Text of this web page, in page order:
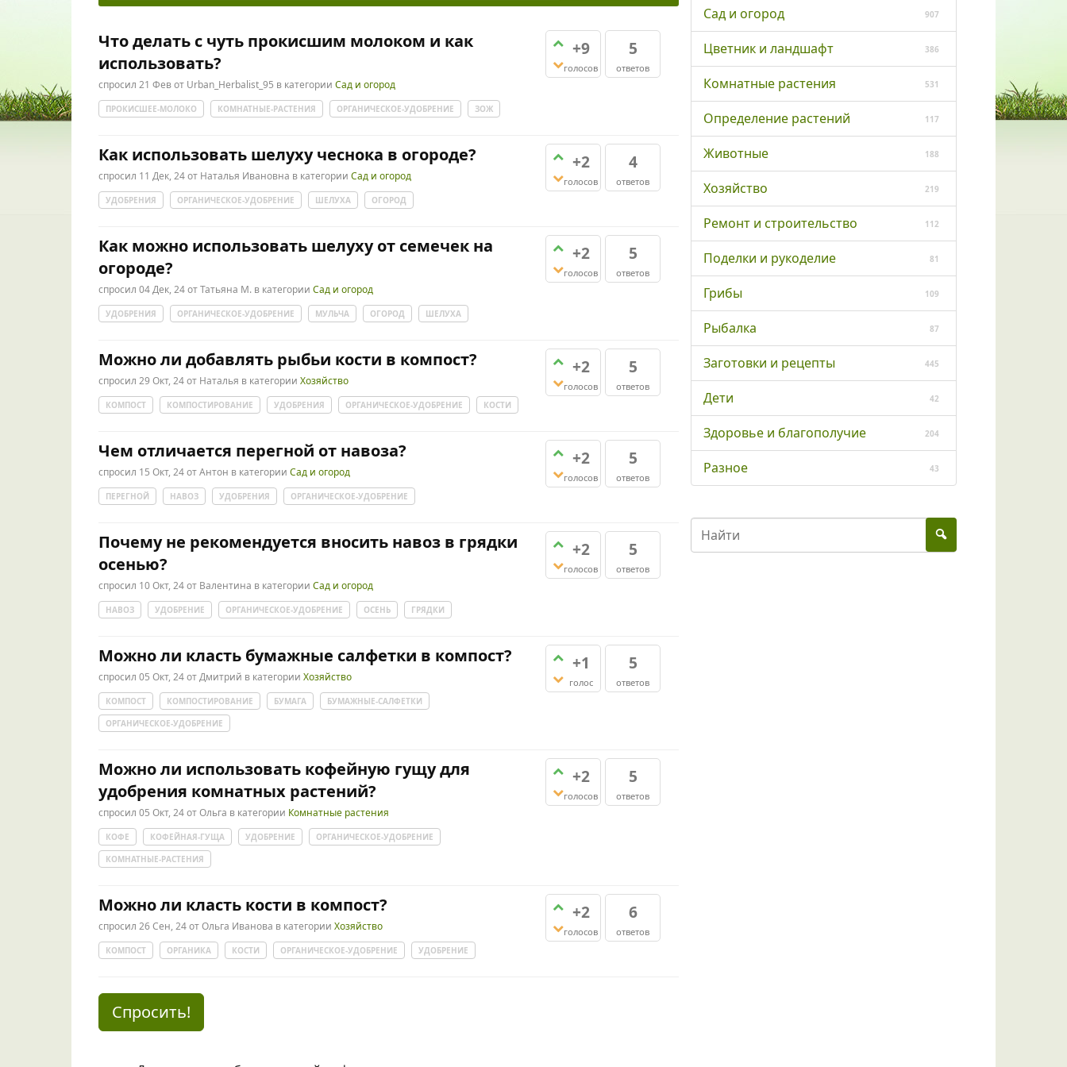
+9
голосов
5
ответов
Что делать с чуть прокисшим молоком и как
использовать?
спросил 21 Февот Urban_Herbalist_95 в категории Сад и огород
ПРОКИСШЕЕ-МОЛОКО КОМНАТНЫЕ-РАСТЕНИЯ ОРГАНИЧЕСКОЕ-УДОБРЕНИЕ ЗОЖ
+2
голосов
4
ответов
Как использовать шелуху чеснока в огороде?
спросил 11 Дек, 24от Наталья Ивановна в категории Сад и огород
УДОБРЕНИЯ ОРГАНИЧЕСКОЕ-УДОБРЕНИЕ ШЕЛУХА ОГОРОД
+2
голосов
5
ответов
Как можно использовать шелуху от семечек на
огороде?
спросил 04 Дек, 24отТатьяна М. в категории Сад и огород
УДОБРЕНИЯ ОРГАНИЧЕСКОЕ-УДОБРЕНИЕ МУЛЬЧА ОГОРОД ШЕЛУХА
+2
голосов
5
ответов
Можно ли добавлять рыбьи кости в компост?
спросил 29 Окт, 24от Наталья в категории Хозяйство
КОМПОСТ КОМПОСТИРОВАНИЕ УДОБРЕНИЯ ОРГАНИЧЕСКОЕ-УДОБРЕНИЕ КОСТИ
+2
голосов
5
ответов
Чем отличается перегной от навоза?
спросил 15 Окт, 24отАнтон в категории Сад и огород
ПЕРЕГНОЙ НАВОЗ УДОБРЕНИЯ ОРГАНИЧЕСКОЕ-УДОБРЕНИЕ
+2
голосов
5
ответов
Почему не рекомендуется вносить навоз в грядки
осенью?
спросил 10 Окт, 24от Валентина в категории Сад и огород
НАВОЗ УДОБРЕНИЕ ОРГАНИЧЕСКОЕ-УДОБРЕНИЕ ОСЕНЬ ГРЯДКИ
+1
голос
5
ответов
Можно ли класть бумажные салфетки в компост?
спросил 05 Окт, 24отДмитрий в категории Хозяйство
КОМПОСТ КОМПОСТИРОВАНИЕ БУМАГА
БУМАЖНЫЕ-САЛФЕТКИ
ОРГАНИЧЕСКОЕ-УДОБРЕНИЕ
+2
голосов
5
ответов
Можно ли использовать кофейную гущу для
удобрения комнатных растений?
спросил 05 Окт, 24отОльга в категории Комнатные растения
КОФЕ КОФЕЙНАЯ-ГУЩА УДОБРЕНИЕ
ОРГАНИЧЕСКОЕ-УДОБРЕНИЕ
КОМНАТНЫЕ-РАСТЕНИЯ
+2
голосов
6
ответов
Можно ли класть кости в компост?
спросил 26 Сен, 24отОльга Иванова в категории Хозяйство
КОМПОСТ ОРГАНИКА КОСТИ ОРГАНИЧЕСКОЕ-УДОБРЕНИЕ УДОБРЕНИЕ
Спросить!
Сад и огород 907
Цветник и ландшафт 386
Комнатные растения 531
Определение растений 117
Животные 188
Хозяйство 219
Ремонт и строительство 112
Поделки и рукоделие 81
Грибы 109
Рыбалка 87
Заготовки и рецепты 445
Дети 42
Здоровье и благополучие 204
Разное 43